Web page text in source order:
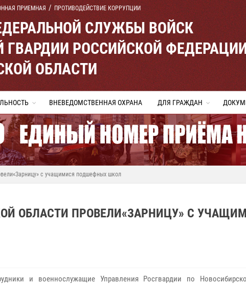
ПРИЕМНАЯ ПРОТИВОДЕЙСТВИЕ КОРРУПЦИИ
СЛУЖБЫ ВОЙСК
РОССИЙСКОЙ
ОБЛАСТИ
ВНЕВЕДОМСТВЕННАЯ ОХРАНА ДЛЯ ГРАЖДАН
с учащимися подшефных школ
ОБЛАСТИ ПРОВЕЛИ«ЗАРНИЦУ» С
и военнослужащие Управления Росгвардии по